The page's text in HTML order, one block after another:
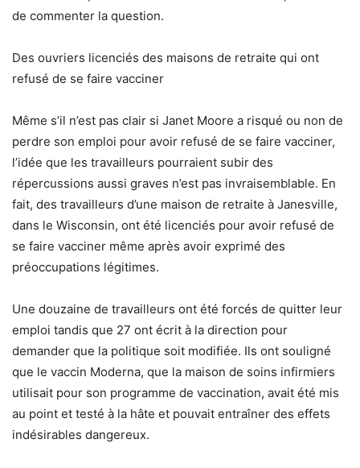
de commenter la question.
Des ouvriers licenciés des maisons de retraite qui ont
refusé de se faire vacciner
Même s’il n’est pas clair si Janet Moore a risqué ou non de
perdre son emploi pour avoir refusé de se faire vacciner,
l’idée que les travailleurs pourraient subir des
répercussions aussi graves n’est pas invraisemblable. En
fait, des travailleurs d’une maison de retraite à Janesville,
dans le Wisconsin, ont été licenciés pour avoir refusé de
se faire vacciner même après avoir exprimé des
préoccupations légitimes.
Une douzaine de travailleurs ont été forcés de quitter leur
emploi tandis que 27 ont écrit à la direction pour
demander que la politique soit modifiée. Ils ont souligné
que le vaccin Moderna, que la maison de soins infirmiers
utilisait pour son programme de vaccination, avait été mis
au point et testé à la hâte et pouvait entraîner des effets
indésirables dangereux.